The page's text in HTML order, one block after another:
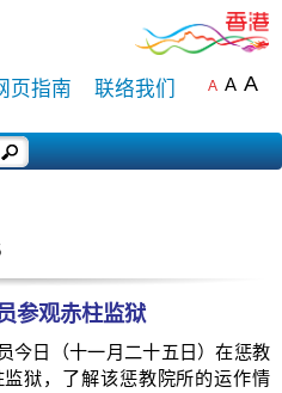
页指南 联络我们 A A A
参观赤柱监狱
日（十一月二十五日）在惩教
狱，了解该惩教院所的运作情